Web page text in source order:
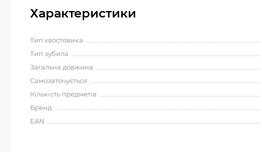
Характеристики
Тип хвостовика
Тип зубила
Загальна довжина
Самозаточується
Кількість предметів
Бренд
EAN